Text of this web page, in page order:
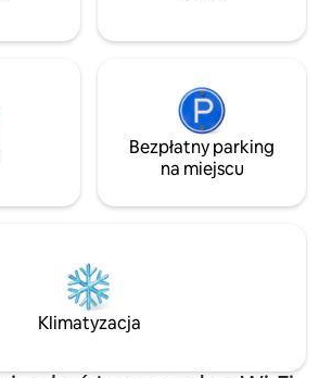
Bezpłatny parking
na miejscu
Klimatyzacja